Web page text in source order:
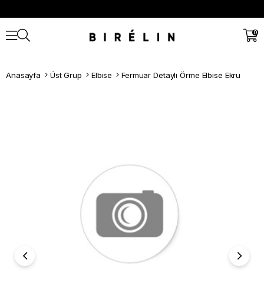
0
Anasayfa Üst Grup Elbise Fermuar Detaylı Örme Elbise Ekru